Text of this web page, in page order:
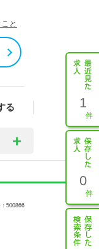
と
る 1
0
500866